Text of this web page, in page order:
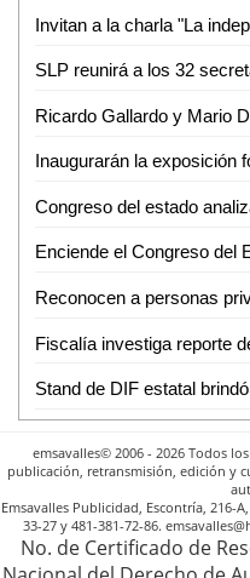
Inaugurarán la exposición
Stand de DIF estatal
emsavalles© 2006 - 2026 Todos
publicación, retransmisión, edición y
Emsavalles Publicidad, Escontría, 216-
33-27 y 481-381-72-86.
No. de Certificado de